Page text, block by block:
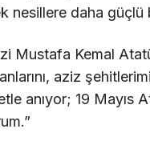
nesillere daha güçlü
Mustafa Kemal
aziz
anıyor; 19 Mayıs